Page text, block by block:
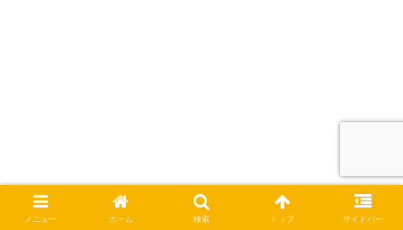
メニュー ホーム 検索 トップ サイドバー